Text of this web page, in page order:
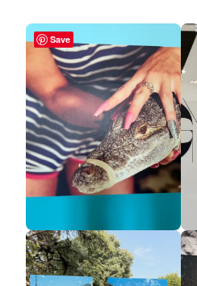
Save